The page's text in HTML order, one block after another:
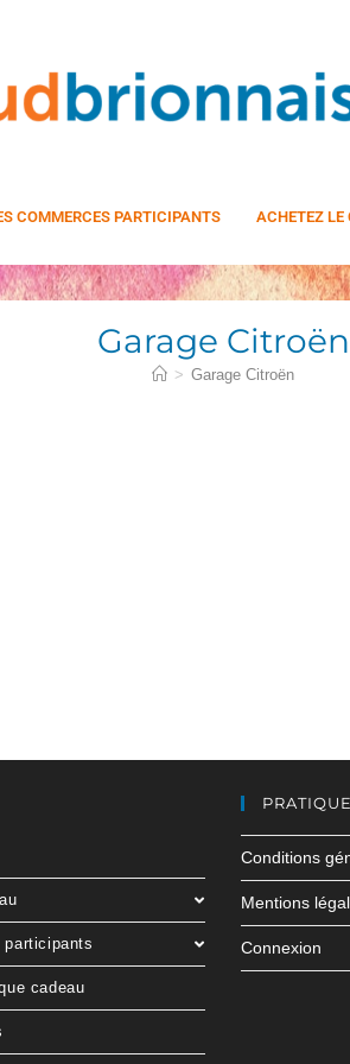
COMMERCES PARTICIPANTS ACHETEZ LE
Garage Citroën
> Garage Citroën
cadeau
Conditions
Mentions
Connexion